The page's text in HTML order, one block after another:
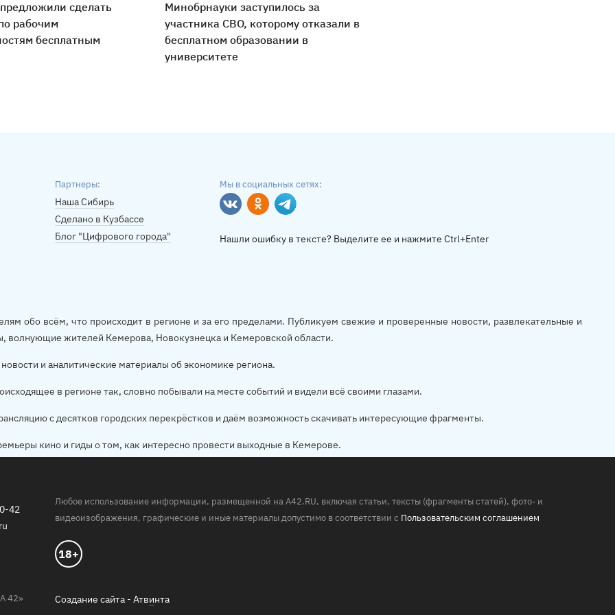
сделать
рабочим
бесплатным
Минобрнауки заступилось за
участника СВО, которому отказали в
бесплатном образовании в
университете
Партнеры:
Наша Сибирь
Сделано в Кузбассе
Блог "Цифрового города"
Мы в социальных сетях:
ВконтактеОдноклассники
Telegram
Нашли ошибку в тексте? Выделите ее и нажмите Ctrl+Enter
обо всём, что происходит в регионе и за его пределами. Публикуем свежие и проверенные новости, развлекательные и
волнующие жителей Кемерова, Новокузнецка и Кемеровской области.
и аналитические материалы об экономике региона.
в регионе так, словно побывали на месте событий и видели всё своими глазами.
с десятков городских перекрёстков и даём возможность скачивать интересующие фрагменты.
кино и гиды о том, как интересно провести выходные в Кемерове.
42
Любое использование информации, размещенной на A42.RU, включая статьи, тексты (фрагменты статей), фото- и
видеоизображения, графические и иные материалы допустимо в соответствии с Пользовательским соглашением
18+
42» Создание сайта - Атвинта